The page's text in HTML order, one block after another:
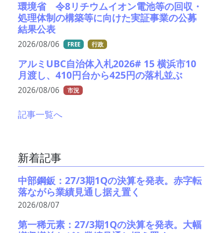
環境省 令8リチウムイオン電池等の回収・
処理体制の構築等に向けた実証事業の公募
結果公表
2026/08/06 FREE 行政
アルミUBC自治体入札2026# 15 横浜市10
月渡し、410円台から425円の落札並ぶ
2026/08/06 市況
記事一覧へ
新着記事
中部鋼鈑：27/3期1Qの決算を発表。赤字転
落ながら業績見通し据え置く
2026/08/07
第一稀元素：27/3期1Qの決算を発表。大幅